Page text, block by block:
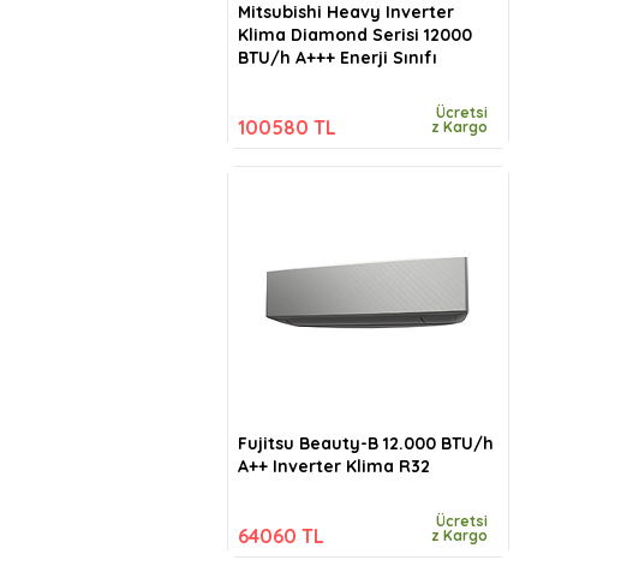
Mitsubishi Heavy Inverter
Klima Diamond Serisi 12000
BTU/h A+++ Enerji Sınıfı
100580 TL
Ücretsi
z Kargo
Fujitsu Beauty-B 12.000 BTU/h
A++ Inverter Klima R32
64060 TL
Ücretsi
z Kargo